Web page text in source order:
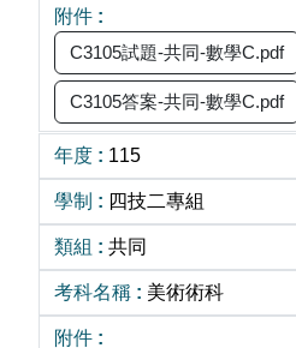
C3105試題-共同-數學C.pdf
C3105答案-共同-數學C.pdf
115
四技二專組
共同
美術術科